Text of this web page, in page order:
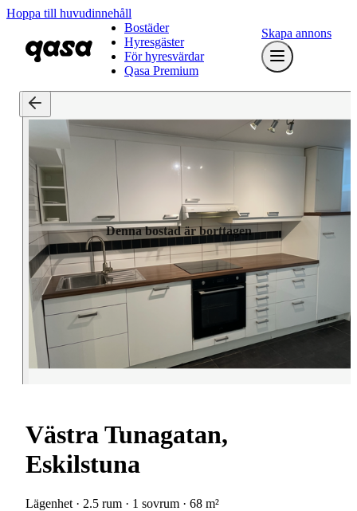
Hoppa till huvudinnehåll
Bostäder
Hyresgäster
För hyresvärdar
Qasa Premium
Skapa annons
Denna bostad är borttagen
Västra Tunagatan,
Eskilstuna
Lägenhet · 2.5 rum · 1 sovrum · 68 m²